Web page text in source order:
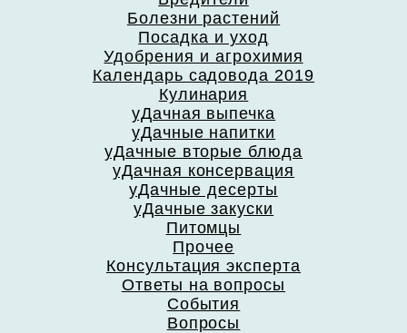
Болезни растений
Посадка и уход
Удобрения и агрохимия
Календарь садовода 2019
Кулинария
уДачная выпечка
уДачные напитки
уДачные вторые блюда
уДачная консервация
уДачные десерты
уДачные закуски
Питомцы
Прочее
Консультация эксперта
Ответы на вопросы
События
Вопросы